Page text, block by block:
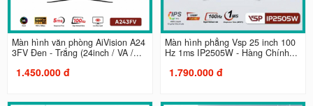
Màn hình văn phòng AiVision A24
3FV Đen - Trắng (24inch / VA /...
1.450.000 đ
Màn hình phẳng Vsp 25 inch 100
Hz 1ms IP2505W - Hàng Chính...
1.790.000 đ